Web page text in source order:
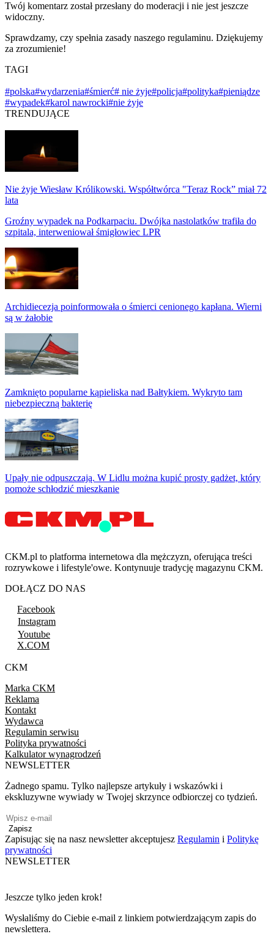
Twój komentarz został przesłany do moderacji i nie jest jeszcze
widoczny.
Sprawdzamy, czy spełnia zasady naszego regulaminu. Dziękujemy
za zrozumienie!
TAGI
#polska#wydarzenia#śmierć# nie żyje#policja#polityka#pieniądze
#wypadek#karol nawrocki#nie żyje
TRENDUJĄCE
Nie żyje Wiesław Królikowski. Współtwórca "Teraz Rock” miał 72
lata
Groźny wypadek na Podkarpaciu. Dwójka nastolatków trafiła do
szpitala, interweniował śmigłowiec LPR
Archidiecezja poinformowała o śmierci cenionego kapłana. Wierni
są w żałobie
Zamknięto popularne kąpieliska nad Bałtykiem. Wykryto tam
niebezpieczną bakterię
Upały nie odpuszczają. W Lidlu można kupić prosty gadżet, który
pomoże schłodzić mieszkanie
CKM.pl to platforma internetowa dla mężczyzn, oferująca treści
rozrywkowe i lifestyle'owe. Kontynuuje tradycję magazynu CKM.
DOŁĄCZ DO NAS
Facebook
Instagram
Youtube
X.COM
CKM
Marka CKM
Reklama
Kontakt
Wydawca
Regulamin serwisu
Polityka prywatności
Kalkulator wynagrodzeń
NEWSLETTER
Żadnego spamu. Tylko najlepsze artykuły i wskazówki i
ekskluzywne wywiady w Twojej skrzynce odbiorczej co tydzień.
Zapisz
Zapisując się na nasz newsletter akceptujesz Regulamin i Politykę
prywatności
NEWSLETTER
Jeszcze tylko jeden krok!
Wysłaliśmy do Ciebie e-mail z linkiem potwierdzającym zapis do
newslettera.